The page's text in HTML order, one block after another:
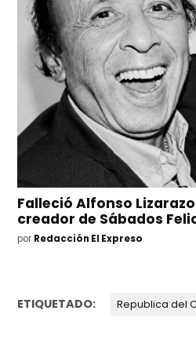
Falleció Alfonso
creador de Sábados
por Redacción El Expreso
ETIQUETADO: Republica del